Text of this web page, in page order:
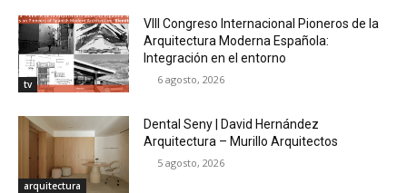
tv
VIII Congreso Internacional Pioneros de la
Arquitectura Moderna Española:
Integración en el entorno
6 agosto, 2026
arquitectura
Dental Seny | David Hernández
Arquitectura – Murillo Arquitectos
5 agosto, 2026